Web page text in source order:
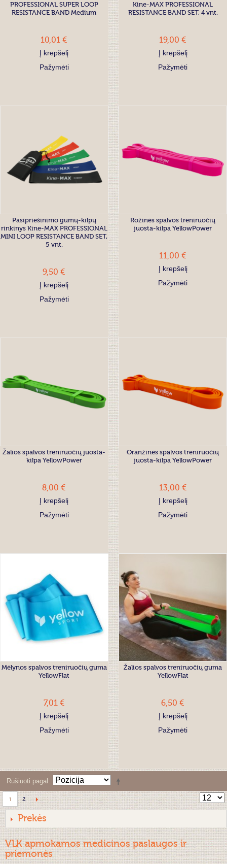
PROFESSIONAL SUPER LOOP
RESISTANCE BAND Medium
10,01 €
Į krepšelį
Pažymėti
Kine-MAX PROFESSIONAL
RESISTANCE BAND SET, 4 vnt.
19,00 €
Į krepšelį
Pažymėti
Pasipriešinimo gumų-kilpų
rinkinys Kine-MAX PROFESSIONAL
MINI LOOP RESISTANCE BAND SET,
5 vnt.
9,50 €
Į krepšelį
Pažymėti
Rožinės spalvos treniruočių
juosta-kilpa YellowPower
11,00 €
Į krepšelį
Pažymėti
Žalios spalvos treniruočių juosta-
kilpa YellowPower
8,00 €
Į krepšelį
Pažymėti
Oranžinės spalvos treniruočių
juosta-kilpa YellowPower
13,00 €
Į krepšelį
Pažymėti
Mėlynos spalvos treniruočių guma
YellowFlat
7,01 €
Į krepšelį
Pažymėti
Žalios spalvos treniruočių guma
YellowFlat
6,50 €
Į krepšelį
Pažymėti
Rūšiuoti pagal
1 2
Prekės
VLK apmokamos medicinos paslaugos ir
priemonės